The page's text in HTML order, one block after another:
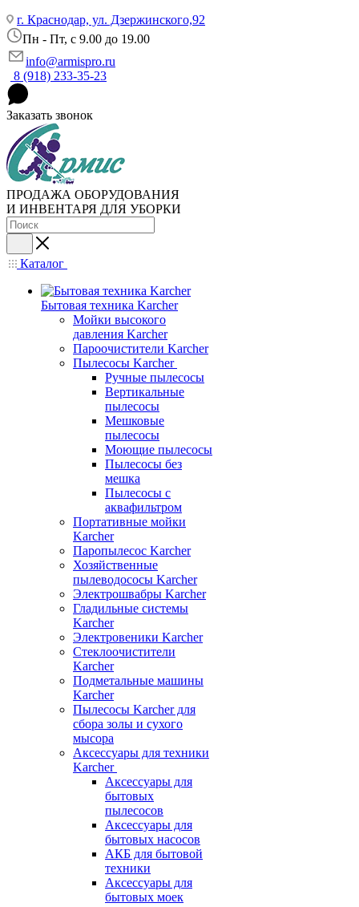
г. Краснодар, ул. Дзержинского,92
Пн - Пт, c 9.00 до 19.00
info@armispro.ru
8 (918) 233-35-23
Заказать звонок
ПРОДАЖА ОБОРУДОВАНИЯ
И ИНВЕНТАРЯ ДЛЯ УБОРКИ
Каталог
Бытовая техника Karcher
Мойки высокого
давления Karcher
Пароочистители Karcher
Пылесосы Karcher
Ручные пылесосы
Вертикальные
пылесосы
Мешковые
пылесосы
Моющие пылесосы
Пылесосы без
мешка
Пылесосы с
аквафильтром
Портативные мойки
Karcher
Паропылесос Karcher
Хозяйственные
пылеводососы Karcher
Электрошвабры Karcher
Гладильные системы
Karcher
Электровеники Karcher
Стеклоочистители
Karcher
Подметальные машины
Karcher
Пылесосы Karcher для
сбора золы и сухого
мысора
Аксессуары для техники
Karcher
Аксессуары для
бытовых
пылесосов
Аксессуары для
бытовых насосов
АКБ для бытовой
техники
Аксессуары для
бытовых моек